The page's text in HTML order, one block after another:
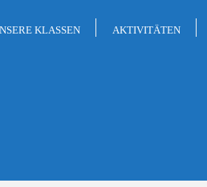
KLASSEN AKTIVITÄTEN